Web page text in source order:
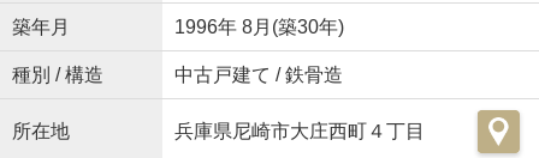
築年月 1996年 8月(築30年)
種別 / 構造 中古戸建て / 鉄骨造
所在地 兵庫県尼崎市大庄西町４丁目